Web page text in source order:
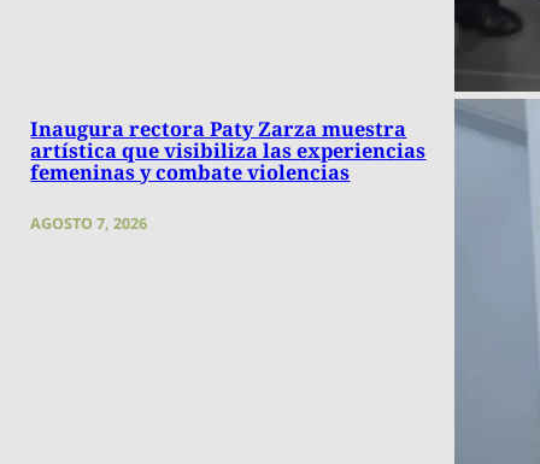
Inaugura rectora Paty Zarza muestra
artística que visibiliza las experiencias
femeninas y combate violencias
AGOSTO 7, 2026